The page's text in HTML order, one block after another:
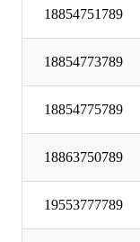
18854751789
18854773789
18854775789
18863750789
19553777789